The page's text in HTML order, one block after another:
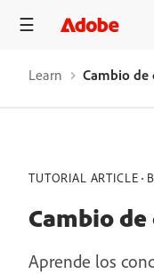
Learn Cambio de
TUTORIAL ARTICLE
Cambio
Aprende los